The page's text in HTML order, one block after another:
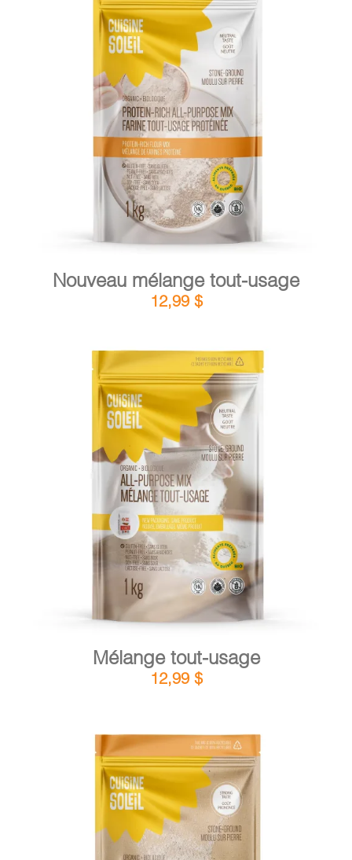
PANIER
EN
AJOUTER AU PANIER / DÉTAILS
Nouveau mélange tout-usage
12,99 $
AJOUTER AU PANIER / DÉTAILS
Mélange tout-usage
12,99 $